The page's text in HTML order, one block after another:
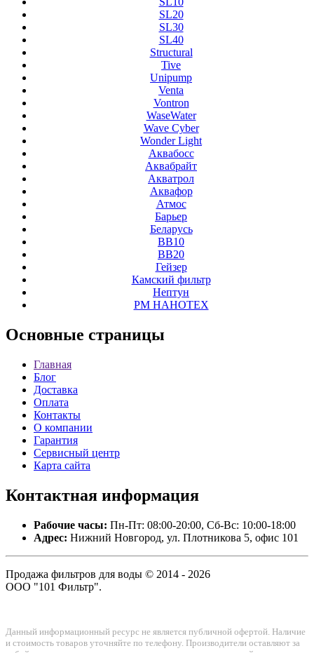
SL20
SL30
SL40
Structural
Tive
Unipump
Venta
Vontron
WaseWater
Wave Cyber
Wonder Light
Аквабосс
Аквабрайт
Акватрол
Аквафор
Атмос
Барьер
Беларусь
ВВ10
ВВ20
Гейзер
Камский фильтр
Нептун
РМ НАНОТЕХ
Основные страницы
Главная
Блог
Доставка
Оплата
Контакты
О компании
Гарантия
Сервисный центр
Карта сайта
Контактная информация
Рабочие часы: Пн-Пт: 08:00-20:00, Сб-Вс: 10:00-18:00
Адрес: Нижний Новгород, ул. Плотникова 5, офис 101
Продажа фильтров для воды © 2014 - 2026
ООО "101 Фильтр".
Данный информационный ресурс не является публичной офертой. Наличие
и стоимость товаров уточняйте по телефону. Производители оставляют за